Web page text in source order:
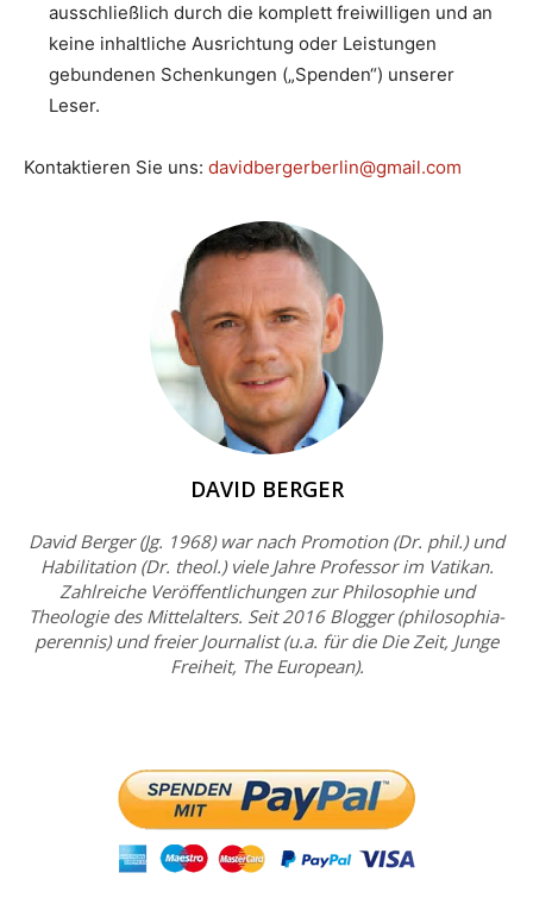
ausschließlich durch die komplett freiwilligen und an
keine inhaltliche Ausrichtung oder Leistungen
gebundenen Schenkungen („Spenden“) unserer
Leser.
Kontaktieren Sie uns: davidbergerberlin@gmail.com
DAVID BERGER
David Berger (Jg. 1968) war nach Promotion (Dr. phil.) und
Habilitation (Dr. theol.) viele Jahre Professor im Vatikan.
Zahlreiche Veröffentlichungen zur Philosophie und
Theologie des Mittelalters. Seit 2016 Blogger (philosophia-
perennis) und freier Journalist (u.a. für die Die Zeit, Junge
Freiheit, The European).